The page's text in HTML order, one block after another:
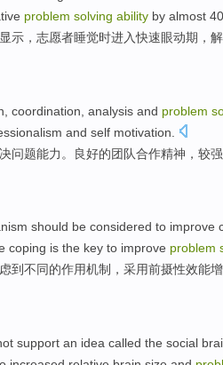
problem solving ability by almost
显示 ， 志愿者睡觉时进入快速眼动期，
coordination analysis and problem
and self motivation
问题能力。 良好的团队合作精神 ，较
should be considered to improve
coping is the key to improve problem
到不同的作用机制 ， 采用前摄性效能
support an idea called the social